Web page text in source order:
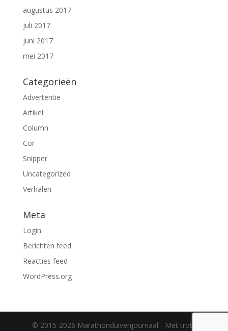
augustus 2017
juli 2017
juni 2017
mei 2017
Categorieën
Advertentie
Artikel
Column
Cor
Snipper
Uncategorized
Verhalen
Meta
Login
Berichten feed
Reacties feed
WordPress.org
© 2015-2026 Marathonduivenjournaal - Met trots